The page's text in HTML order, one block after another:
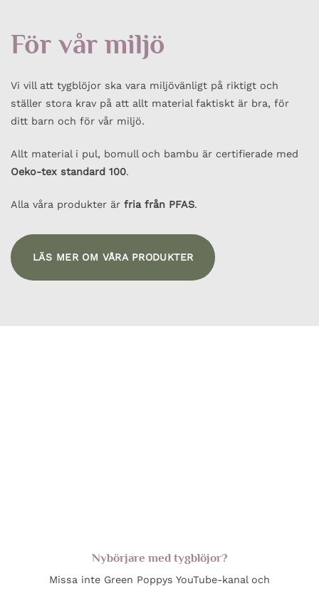
För vår miljö
Vi vill att tygblöjor ska vara miljövänligt på riktigt och
ställer stora krav på att allt material faktiskt är bra, för
ditt barn och för vår miljö.
Allt material i pul, bomull och bambu är certifierade med
Oeko-tex standard 100.
Alla våra produkter är fria från PFAS.
LÄS MER OM VÅRA PRODUKTER
Nybörjare med tygblöjor?
Missa inte Green Poppys YouTube-kanal och